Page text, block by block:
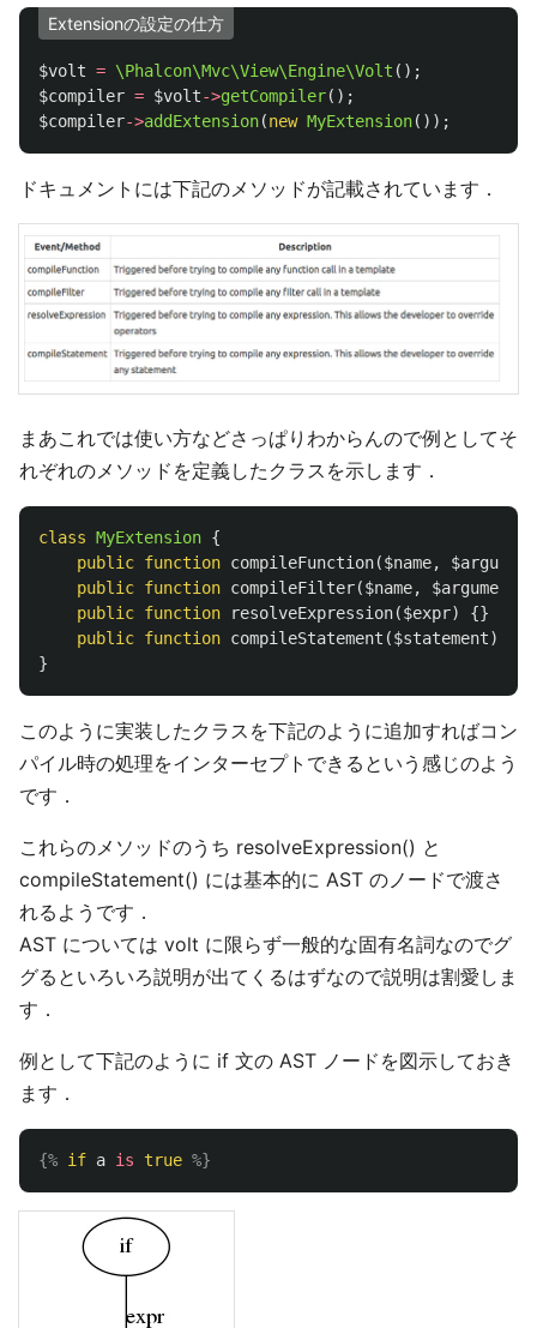
Extensionの設定の仕方
$volt = \Phalcon\Mvc\View\Engine\Volt ();
$compiler = $volt->getCompiler();
$compiler->addExtension(new MyExtension());
ドキュメントには下記のメソッドが記載されています．
まあこれでは使い方などさっぱりわからんので例としてそ
れぞれのメソッドを定義したクラスを示します．
class MyExtension {
public function compileFunction($name,
public function compileFilter($name, $arguments
public function resolveExpression($expr)
{}
public function compileStatement ($statement)
}
このように実装したクラスを下記のように追加すればコン
パイル時の処理をインターセプトできるという感じのよう
です．
これらのメソッドのうち resolveExpression() と
compileStatement() には基本的に AST のノードで渡さ
れるようです．
AST については volt に限らず一般的な固有名詞なのでグ
グるといろいろ説明が出てくるはずなので説明は割愛しま
す．
例として下記のように if 文の AST ノードを図示しておき
ます．
{% if a is true %}